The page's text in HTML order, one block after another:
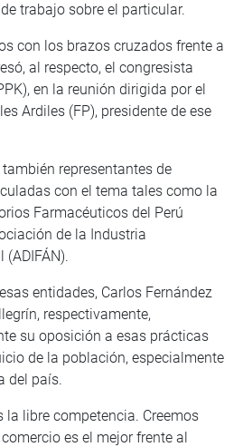
trabajo sobre el particular.
con los brazos cruzados frente a
al respecto, el congresista
en la reunión dirigida por el
Ardiles (FP), presidente de ese
representantes de
con el tema tales como la
Farmacéuticos del Perú
de la Industria
entidades, Carlos Fernández
respectivamente,
su oposición a esas prácticas
de la población, especialmente
del país.
la libre competencia. Creemos
es el mejor frente al